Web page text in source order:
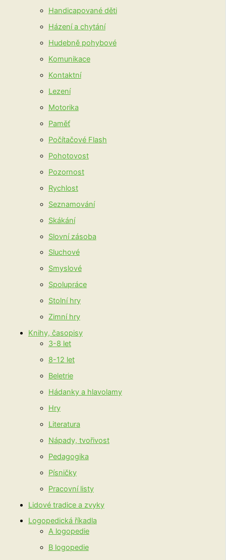
Handicapované děti
Házení a chytání
Hudebně pohybové
Komunikace
Kontaktní
Lezení
Motorika
Paměť
Počítačové Flash
Pohotovost
Pozornost
Rychlost
Seznamování
Skákání
Slovní zásoba
Sluchové
Smyslové
Spolupráce
Stolní hry
Zimní hry
Knihy, časopisy
3-8 let
8-12 let
Beletrie
Hádanky a hlavolamy
Hry
Literatura
Nápady, tvořivost
Pedagogika
Písničky
Pracovní listy
Lidové tradice a zvyky
Logopedická říkadla
A logopedie
B logopedie